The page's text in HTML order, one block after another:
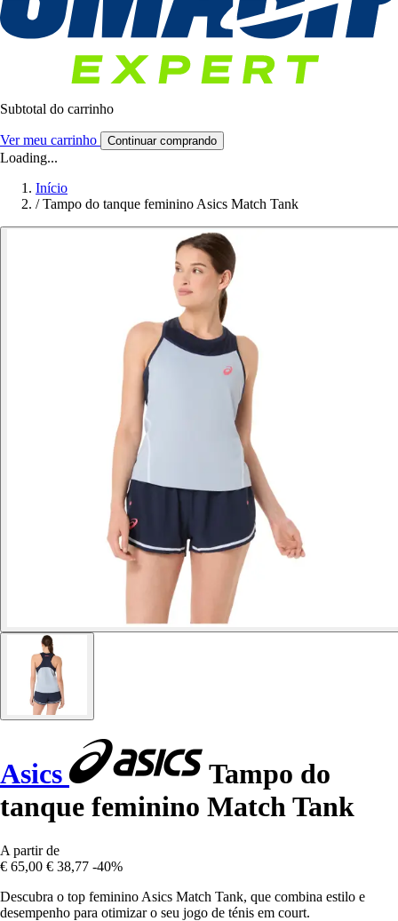
Subtotal do carrinho
Ver meu carrinho Continuar comprando
Loading...
Início
/ Tampo do tanque feminino Asics Match Tank
Asics
Tampo do
tanque feminino Match Tank
A partir de
€ 65,00 € 38,77 -40%
Descubra o top feminino Asics Match Tank, que combina estilo e
desempenho para otimizar o seu jogo de ténis em court.